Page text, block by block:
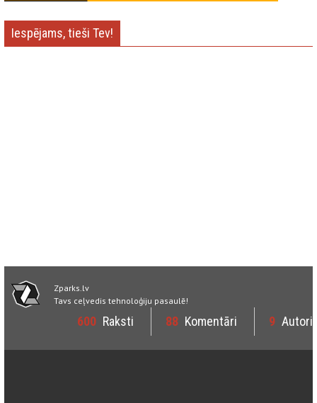
Iespējams, tieši Tev!
Zparks.lv
Tavs ceļvedis tehnoloģiju pasaulē!
600 Raksti 88 Komentāri 9 Autori